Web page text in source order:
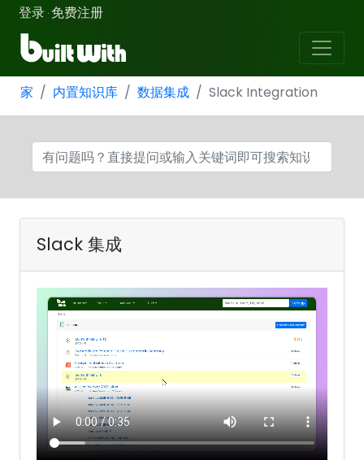
登录 · 免费注册
家 内置知识库 数据集成 Slack Integration
Slack 集成